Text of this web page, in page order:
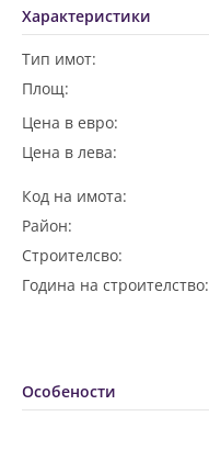
Характеристики
Тип имот:
Площ:
Цена в евро:
Цена в лева:
Код на имота:
Район:
Строителсво:
Година на строителство:
Особености